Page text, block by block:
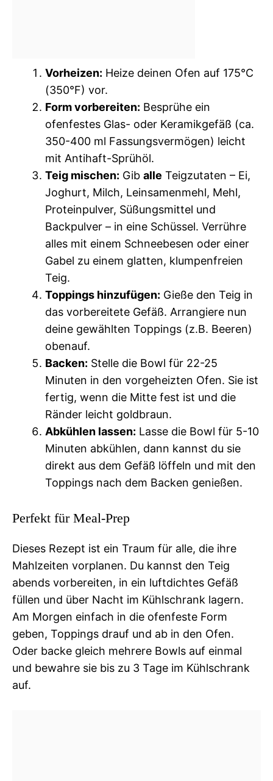
Vorheizen: Heize deinen Ofen auf 175°C
(350°F) vor.
Form vorbereiten: Besprühe ein
ofenfestes Glas- oder Keramikgefäß (ca.
350-400 ml Fassungsvermögen) leicht
mit Antihaft-Sprühöl.
Teig mischen: Gib alle Teigzutaten – Ei,
Joghurt, Milch, Leinsamenmehl, Mehl,
Proteinpulver, Süßungsmittel und
Backpulver – in eine Schüssel. Verrühre
alles mit einem Schneebesen oder einer
Gabel zu einem glatten, klumpenfreien
Teig.
Toppings hinzufügen: Gieße den Teig in
das vorbereitete Gefäß. Arrangiere nun
deine gewählten Toppings (z.B. Beeren)
obenauf.
Backen: Stelle die Bowl für 22-25
Minuten in den vorgeheizten Ofen. Sie ist
fertig, wenn die Mitte fest ist und die
Ränder leicht goldbraun.
Abkühlen lassen: Lasse die Bowl für 5-10
Minuten abkühlen, dann kannst du sie
direkt aus dem Gefäß löffeln und mit den
Toppings nach dem Backen genießen.
Perfekt für Meal-Prep
Dieses Rezept ist ein Traum für alle, die ihre
Mahlzeiten vorplanen. Du kannst den Teig
abends vorbereiten, in ein luftdichtes Gefäß
füllen und über Nacht im Kühlschrank lagern.
Am Morgen einfach in die ofenfeste Form
geben, Toppings drauf und ab in den Ofen.
Oder backe gleich mehrere Bowls auf einmal
und bewahre sie bis zu 3 Tage im Kühlschrank
auf.